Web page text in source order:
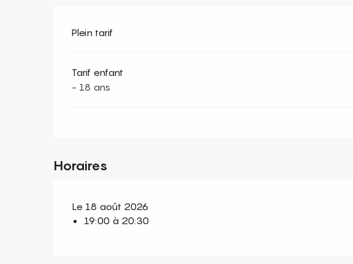
Plein tarif
Tarif enfant
- 18 ans
Horaires
Le 18 août 2026
19:00 à 20:30